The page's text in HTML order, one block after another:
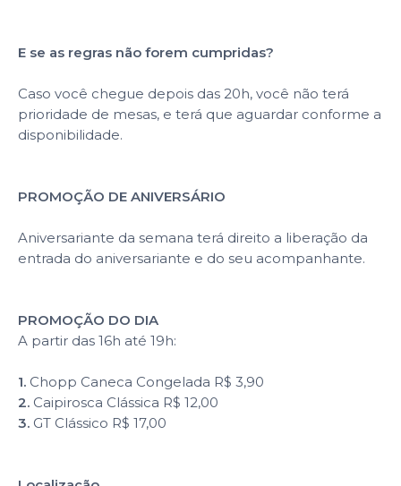
E se as regras não forem cumpridas?
Caso você chegue depois das 20h, você não terá
prioridade de mesas, e terá que aguardar conforme a
disponibilidade.
PROMOÇÃO DE ANIVERSÁRIO
Aniversariante da semana terá direito a liberação da
entrada do aniversariante e do seu acompanhante.
PROMOÇÃO DO DIA
A partir das 16h até 19h:
1. Chopp Caneca Congelada R$ 3,90
2. Caipirosca Clássica R$ 12,00
3. GT Clássico R$ 17,00